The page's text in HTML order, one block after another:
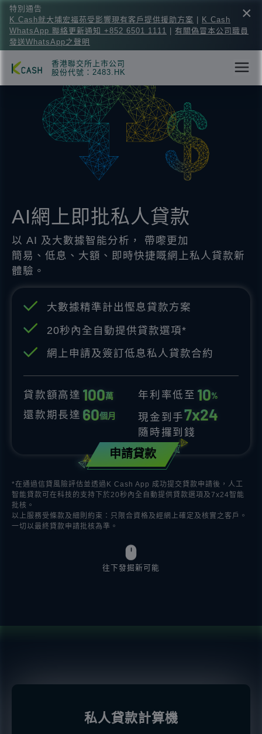
×
特別通告
K Cash就大埔宏福苑受影響現有客戶提供援助方案
K Cash
WhatsApp 聯絡更新通知 +852 6501 1111
有關偽冒本公司職員
發送WhatsApp之聲明
香港聯交所上市公司
股份代號：2483.HK
AI網上即批私人貸款
以 AI 及大數據智能分析， 帶嚟更加
簡易、低息、大額、即時快捷嘅網上私人貸款新
體驗。
大數據精準計出慳息貸款方案
20秒內全自動提供貸款選項*
網上申請及簽訂低息私人貸款合約
貸款額高達 100萬 年利率低至 10%
還款期長達 60個月 現金到手7x24
隨時攞到錢
申請貸款
*在通過信貸風險評估並透過K Cash App 成功提交貸款申請後，人工
智能貸款可在科技的支持下於20秒內全自動提供貸款選項及7x24智能
批核。
以上服務受條款及細則約束：只限合資格及經網上確定及核實之客戶。
一切以最終貸款申請批核為準。
往下發掘新可能
私人貸款計算機